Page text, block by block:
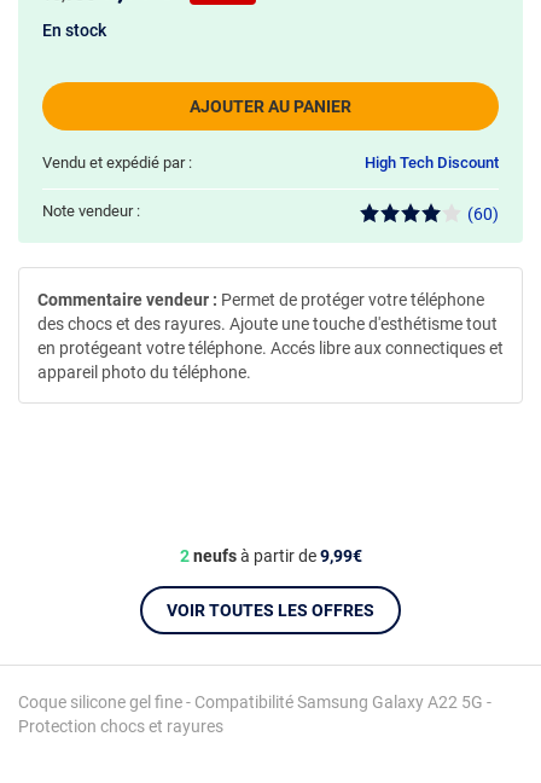
Coque silicone gel fine - Compatibilité Samsung Galaxy A22 5G -
Protection chocs et rayures
Réduction de :
AJOUTER AU PANIER
En stock
Vendu et expédié par : High Tech Discount
Note vendeur : (60)
2neufsà partir de9,99€
VOIR TOUTES LES OFFRES
Commentaire vendeur : Permet de protéger votre téléphone
des chocs et des rayures. Ajoute une touche d'esthétisme tout
en protégeant votre téléphone. Accés libre aux connectiques et
appareil photo du téléphone.